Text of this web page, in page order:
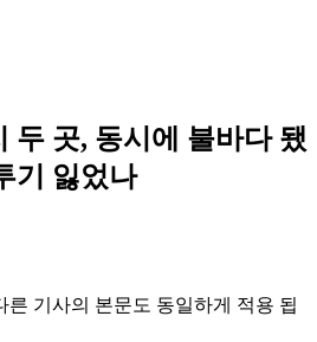
두 곳, 동시에 불바다 됐
기 잃었나
른 기사의 본문도 동일하게 적용 됩